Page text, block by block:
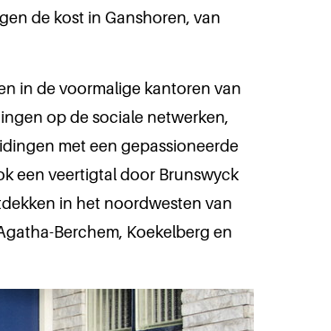
de kost in Ganshoren, van
in de voormalige kantoren van
op de sociale netwerken,
met een gepassioneerde
een veertigtal door Brunswyck
in het noordwesten van
Berchem, Koekelberg en